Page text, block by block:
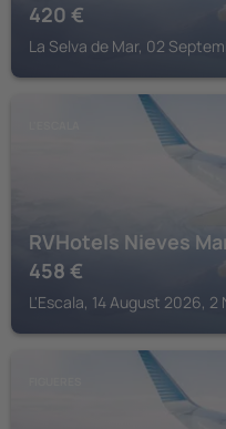
420 €
La Selva de Mar, 02
RVHotels Nieves
458 €
L'Escala, 14 August 2026,